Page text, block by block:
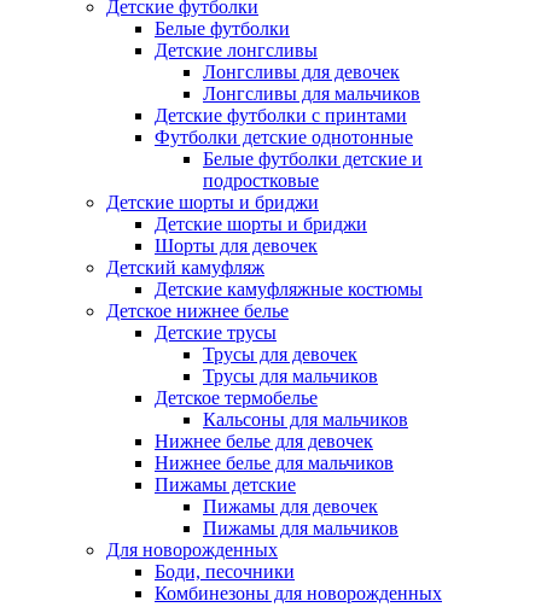
Детские футболки
Белые футболки
Детские лонгсливы
Лонгсливы для девочек
Лонгсливы для мальчиков
Детские футболки с принтами
Футболки детские однотонные
Белые футболки детские и
подростковые
Детские шорты и бриджи
Детские шорты и бриджи
Шорты для девочек
Детский камуфляж
Детские камуфляжные костюмы
Детское нижнее белье
Детские трусы
Трусы для девочек
Трусы для мальчиков
Детское термобелье
Кальсоны для мальчиков
Нижнее белье для девочек
Нижнее белье для мальчиков
Пижамы детские
Пижамы для девочек
Пижамы для мальчиков
Для новорожденных
Боди, песочники
Комбинезоны для новорожденных